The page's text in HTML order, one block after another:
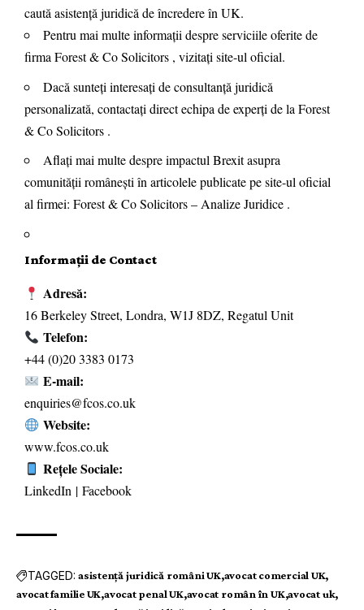
caută asistență juridică de încredere în UK.
Pentru mai multe informații despre serviciile oferite de
firma Forest & Co Solicitors , vizitați site-ul oficial.
Dacă sunteți interesați de consultanță juridică
personalizată, contactați direct echipa de experți de la Forest
& Co Solicitors .
Aflați mai multe despre impactul Brexit asupra
comunității românești în articolele publicate pe site-ul oficial
al firmei: Forest & Co Solicitors – Analize Juridice .
Informații de Contact
Adresă:
16 Berkeley Street, Londra, W1J 8DZ, Regatul Unit
Telefon:
+44 (0)20 3383 0173
E-mail:
enquiries@fcos.co.uk
Website:
www.fcos.co.uk
Rețele Sociale:
LinkedIn | Facebook
TAGGED: asistență juridică români UK avocat comercial UK
avocat familie UK avocat penal UK avocat român în UK avocat uk